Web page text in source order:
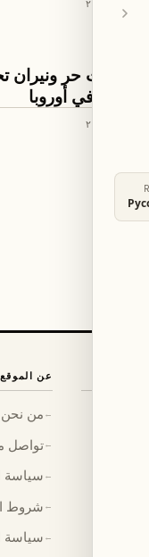
هكتار في أوروبا
عن الموقع
← من نحن
←تواصل
← سياسة
← شروط
← سياسة